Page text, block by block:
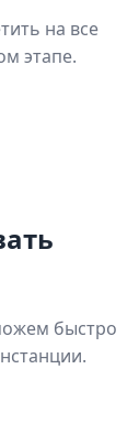
на все
этапе.
быстро